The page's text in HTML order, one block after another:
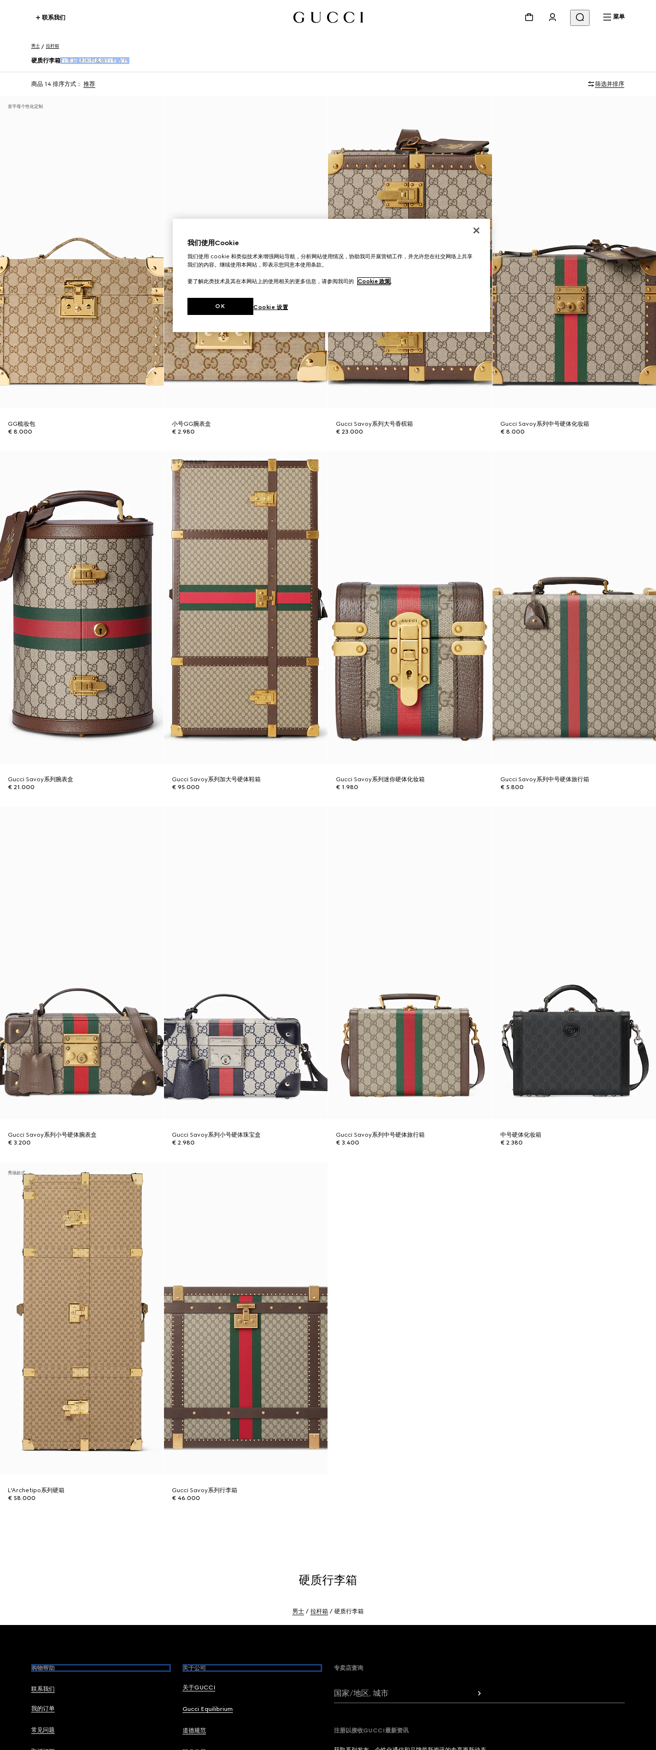
联系我们 菜单
男士 拉杆箱
硬质行李箱 行李箱 休闲包&旅行包 配件
商品 14 排序方式： 推荐 筛选并排序
首字母个性化定制
GG梳妆包
€ 8.000
小号GG腕表盒
€ 2.980
Gucci Savoy系列大号香槟箱
€ 23.000
Gucci Savoy系列中号硬体化妆箱
€ 8.000
Gucci Savoy系列腕表盒
€ 21.000
首字母个性化定制
Gucci Savoy系列加大号硬体鞋箱
€ 95.000
Gucci Savoy系列迷你硬体化妆箱
€ 1.980
Gucci Savoy系列中号硬体旅行箱
€ 5.800
Gucci Savoy系列小号硬体腕表盒
€ 3.200
Gucci Savoy系列小号硬体珠宝盒
€ 2.980
Gucci Savoy系列中号硬体旅行箱
€ 3.400
中号硬体化妆箱
€ 2.380
秀场款式
L'Archetipo系列硬箱
€ 58.000
Gucci Savoy系列行李箱
€ 46.000
硬质行李箱
男士 拉杆箱 硬质行李箱
购物帮助
联系我们
我的订单
常见问题
关于公司
关于GUCCI
Gucci Equilibrium
道德规范
专卖店查询
国家/地区, 城市
注册以接收GUCCI最新资讯
我们使用Cookie
我们使用 cookie 和类似技术来增强网站导航，分析网站使用情况，协助我司开展营销工作，并允许您在社交网络上共享
我们的内容。继续使用本网站，即表示您同意本使用条款。
要了解此类技术及其在本网站上的使用相关的更多信息，请参阅我司的 Cookie 政策。
Cookie 设置
OK